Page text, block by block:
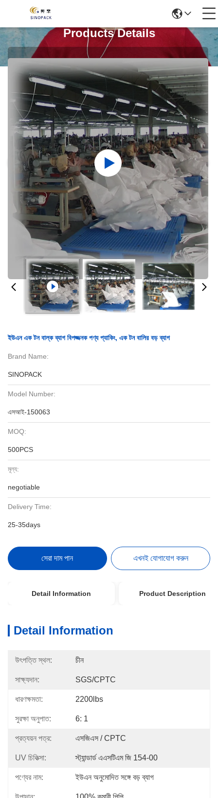
Products Details
ইউএন এক টন বাল্ক ব্যাগ বিপজ্জনক পণ্য প্যাকিং, এক টন বালির বড় ব্যাগ
Brand Name:
SINOPACK
Model Number:
এসআই-150063
MOQ:
500PCS
মূল্য:
negotiable
Delivery Time:
25-35days
সেরা দাম পান এখনই যোগাযোগ করুন
Detail Information Product Description
Detail Information
উৎপত্তি স্থল: চীন
সাক্ষ্যদান: SGS/CPTC
ধারণক্ষমতা: 2200lbs
সুরক্ষা অনুপাত: 6: 1
প্রত্যয়ন পত্র: এসজিএস / CPTC
UV চিকিত্সা: স্ট্যান্ডার্ড এএসটিএম জি 154-00
পণ্যের নাম: ইউএন অনুমোদিত সঙ্গে বড় ব্যাগ